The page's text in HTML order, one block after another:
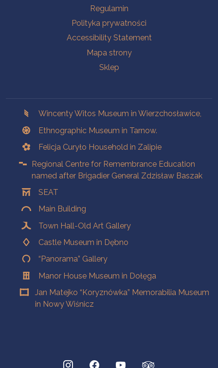
Regulamin
Polityka prywatności
Accessibility Statement
Mapa strony
Sklep
Wincenty Witos Museum in Wierzchosławice,
Ethnographic Museum in Tarnow.
Felicja Curyło Household in Zalipie
Regional Centre for Remembrance Education
named after Brigadier General Zdzisław Baszak
SEAT
Main Building
Town Hall-Old Art Gallery
Castle Museum in Dębno
“Panorama” Gallery
Manor House Museum in Dołęga
Jan Matejko “Koryznówka” Memorabilia Museum
in Nowy Wiśnicz